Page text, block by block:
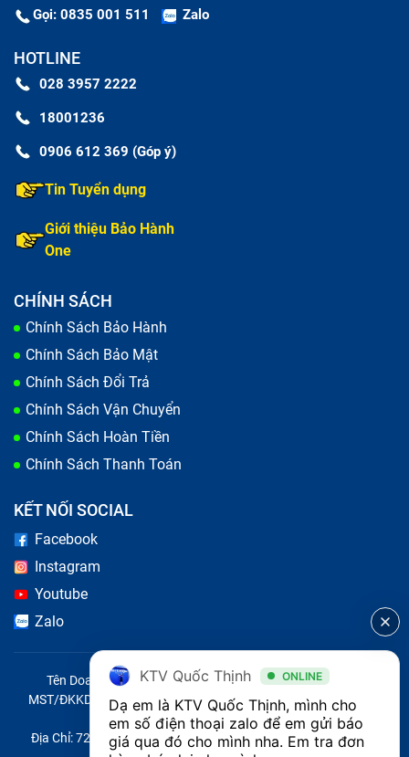
Gọi: 0835 001 511 Zalo
HOTLINE
028 3957 2222
18001236
0906 612 369 (Góp ý)
Tin Tuyển dụng
Giới thiệu Bảo Hành
One
CHÍNH SÁCH
Chính Sách Bảo Hành
Chính Sách Bảo Mật
Chính Sách Đổi Trả
Chính Sách Vận Chuyển
Chính Sách Hoàn Tiền
Chính Sách Thanh Toán
KẾT NỐI SOCIAL
Facebook
Instagram
Youtube
Zalo
Tên Doanh Nghiệp: CÔNG TY TNHH CITY ONE VIỆT NAM
MST/ĐKKD/QĐTL: 0316569346 do sở KHĐT TP.HCM cấp ngày
14/04/2023
Địa Chỉ: 721 Trường Chinh, Phường Tây Thạnh, Quận Tân Phú,
KTV Quốc Thịnh ONLINE
Dạ em là KTV Quốc Thịnh, mình cho
em số điện thoại zalo để em gửi báo
giá qua đó cho mình nha. Em tra đơn